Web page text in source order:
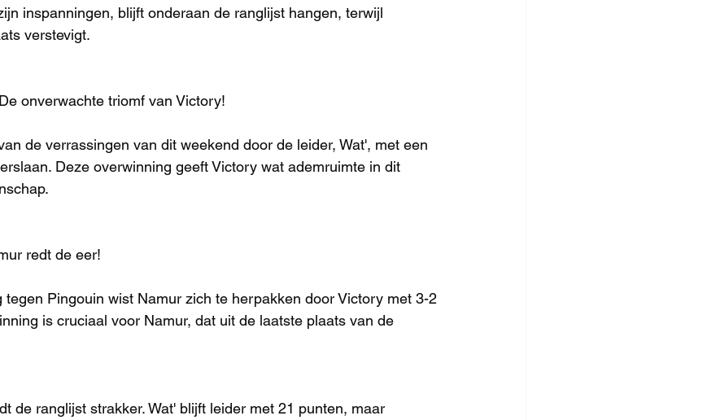
inspanningen, blijft onderaan de ranglijst hangen, terwijl
verstevigt.
onverwachte triomf van Victory!
de verrassingen van dit weekend door de leider, Wat', met een
Deze overwinning geeft Victory wat ademruimte in dit
redt de eer!
tegen Pingouin wist Namur zich te herpakken door Victory met 3-2
is cruciaal voor Namur, dat uit de laatste plaats van de
de ranglijst strakker. Wat' blijft leider met 21 punten, maar